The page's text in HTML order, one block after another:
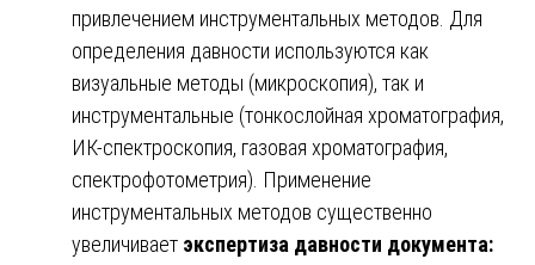
привлечением инструментальных методов. Для
определения давности используются как
визуальные методы (микроскопия), так и
инструментальные (тонкослойная хроматография,
ИК-спектроскопия, газовая хроматография,
спектрофотометрия). Применение
инструментальных методов существенно
увеличивает экспертиза давности документа: